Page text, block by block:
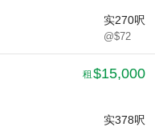
实270呎
@$72
租 $15,000
实378呎